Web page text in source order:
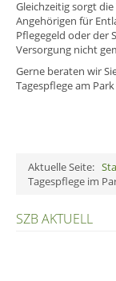
Gleichzeitig sorgt
Angehörigen für
Pflegegeld oder der
Versorgung nicht
Gerne beraten wir
Tagespflege am
Aktuelle Seite:
Tagespflege im
SZB AKTUELL